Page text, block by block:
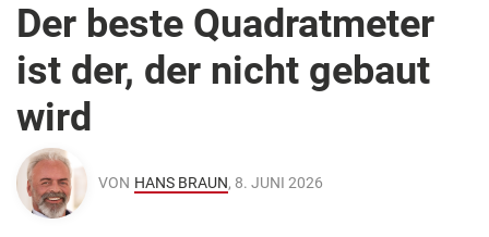
Der beste Quadratmeter
ist der, der nicht gebaut
wird
VON HANS BRAUN, 8. JUNI 2026